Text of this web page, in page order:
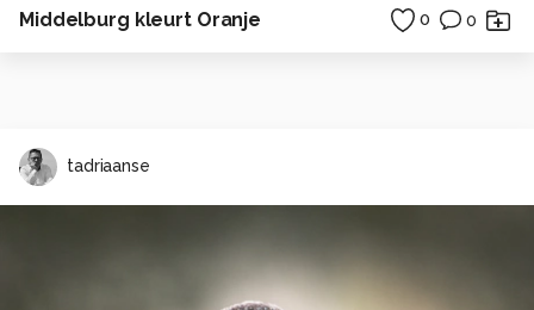
Middelburg kleurt Oranje 0 0
tadriaanse